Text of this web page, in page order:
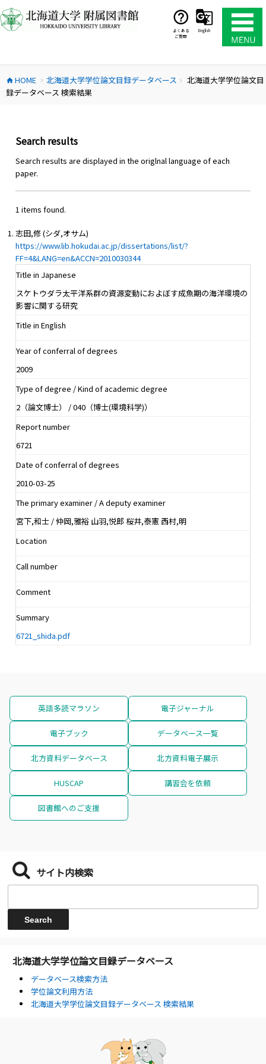
ン
テ
ス
キ
よくある
ご質問
English
home HOME chevron_right 北海道大学学位論文目録データベース chevron_right
北海道大学学位論文目
録データベース 検索結果
Search results
Search results are displayed in the origlnal language of each
paper.
1 items found.
志田,修 (シダ,オサム)
https://www.lib.hokudai.ac.jp/dissertations/list/?
FF=4&LANG=en&ACCN=2010030344
Title in Japanese
スケトウダラ太平洋系群の資源変動におよぼす成魚期の海洋環境の
影響に関する研究
Title in English
Year of conferral of degrees
2009
Type of degree / Kind of academic degree
2（論文博士） / 040（博士(環境科学)）
Report number
6721
Date of conferral of degrees
2010-03-25
The primary examiner / A deputy examiner
宮下,和士 / 仲岡,雅裕 山羽,悦郎 桜井,泰憲 西村,明
Location
Call number
Comment
Summary
6721_shida.pdf
英語多読マラソン 電子ジャーナル
電子ブック データベース一覧
北方資料データベース 北方資料電子展示
HUSCAP 講習会を依頼
図書館へのご支援
サイト内検索
北海道大学学位論文目録データベース
データベース検索方法
学位論文利用方法
北海道大学学位論文目録データベース 検索結果